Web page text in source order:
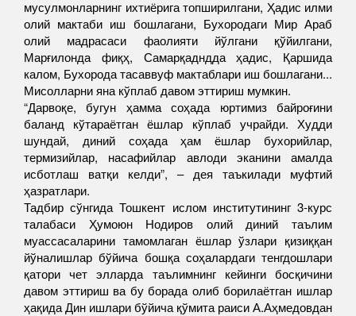
мусулмонларнинг ихтиёрига топширилгани, Ҳадис илми
олий мактаби иш бошлагани, Бухородаги Мир Араб
олий мадрасаси фаолияти йўлгани қўйилгани,
Марғилонда фиқҳ, Самарқадндда ҳадис, Қаршида
калом, Бухорода тасаввуф мактаблари иш бошлагани...
Мисолларни яна кўплаб давом эттириш мумкин.
“Дарвоқе, бугун ҳамма соҳада юртимиз байроғини
баланд кўтараётган ёшлар кўплаб учрайди. Худди
шундай, диний соҳада ҳам ёшлар бухорийлар,
термизийлар, насафийлар авлоди эканини амалда
исботлаш ватқи келди”, – дея таъкилади муфтий
ҳазратлари.
Тадбир сўнгида Тошкент ислом институтининг 3-курс
талабаси Ҳумоюн Нодиров олий диний таълим
муассасаларини тамомлаган ёшлар ўзлари қизиққан
йўналишлар бўйича бошқа соҳалардаги тенгдошлари
қатори чет элларда таълимнинг кейинги босқичини
давом эттириш ва бу борада олиб борилаётган ишлар
ҳақида Дин ишлари бўйича қўмита раиси А.Аҳмедовдан